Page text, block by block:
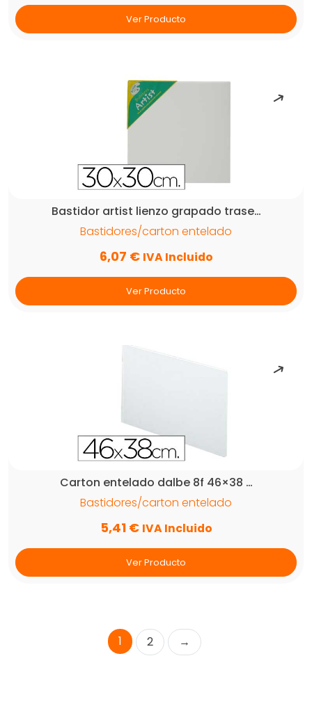
Ver Producto
Bastidor artist lienzo grapado trase…
Bastidores/carton entelado
6,07 € IVA Incluido
Ver Producto
Carton entelado dalbe 8f 46×38 …
Bastidores/carton entelado
5,41 € IVA Incluido
Ver Producto
1 2 →